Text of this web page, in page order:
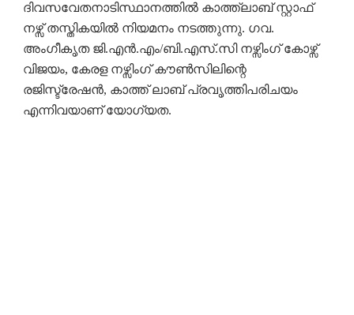
ദിവസവേതനാടിസ്ഥാനത്തിൽ കാത്ത്ലാബ് സ്റ്റാഫ്
നഴ്സ് തസ്തികയിൽ നിയമനം നടത്തുന്നു. ഗവ.
അംഗീകൃത ജി.എൻ.എം/ബി.എസ്.സി നഴ്സിംഗ് കോഴ്സ്
വിജയം, കേരള നഴ്സിംഗ് കൗൺസിലിന്റെ
രജിസ്ട്രേഷൻ, കാത്ത് ലാബ് പ്രവൃത്തിപരിചയം
എന്നിവയാണ് യോഗ്യത.